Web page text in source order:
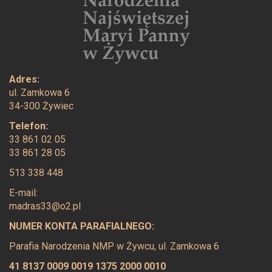
Adres:
ul. Zamkowa 6
34-300 Żywiec
Telefon:
33 861 02 05
33 861 28 05
513 338 448
E-mail:
madras33@o2.pl
NUMER KONTA PARAFIALNEGO:
Parafia Narodzenia NMP w Żywcu, ul. Zamkowa 6
41 8137 0009 0019 1375 2000 0010